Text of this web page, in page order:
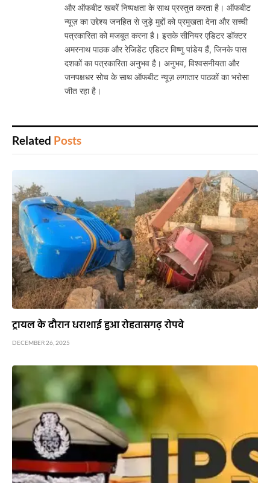
और ऑफबीट खबरें निष्पक्षता के साथ प्रस्तुत करता है। ऑफबीट
न्यूज़ का उद्देश्य जनहित से जुड़े मुद्दों को प्रमुखता देना और सच्ची
पत्रकारिता को मजबूत करना है। इसके सीनियर एडिटर डॉक्टर
अमरनाथ पाठक और रेजिडेंट एडिटर विष्णु पांडेय हैं, जिनके पास
दशकों का पत्रकारिता अनुभव है। अनुभव, विश्वसनीयता और
जनपक्षधर सोच के साथ ऑफबीट न्यूज़ लगातार पाठकों का भरोसा
जीत रहा है।
Related Posts
ट्रायल के दौरान धराशाई हुआ रोहतासगढ़ रोपवे
DECEMBER 26, 2025